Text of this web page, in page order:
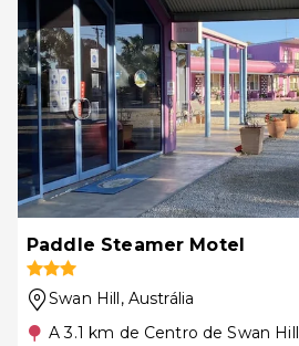
Paddle Steamer Motel
Swan Hill, Austrália
A 3.1 km de Centro de Swan Hill